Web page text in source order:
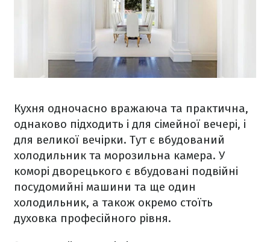
Кухня одночасно вражаюча та практична,
однаково підходить і для сімейної вечері, і
для великої вечірки. Тут є вбудований
холодильник та морозильна камера. У
коморі дворецького є вбудовані подвійні
посудомийні машини та ще один
холодильник, а також окремо стоїть
духовка професійного рівня.